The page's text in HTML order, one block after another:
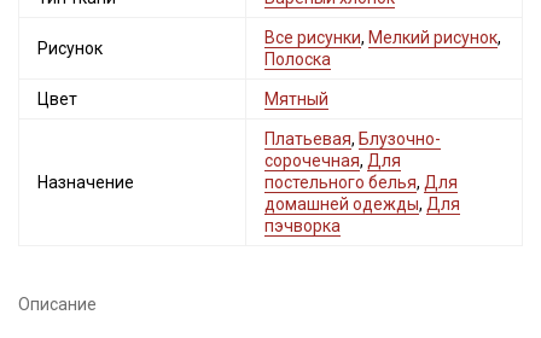
Рисунок
Все рисунки, Мелкий рисунок,
Полоска
Цвет Мятный
Назначение
Платьевая, Блузочно-
сорочечная, Для
постельного белья, Для
домашней одежды, Для
пэчворка
Описание